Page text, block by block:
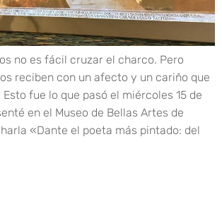
no es fácil cruzar el charco. Pero
reciben con un afecto y un cariño que
fue lo que pasó el miércoles 15 de
en el Museo de Bellas Artes de
«Dante el poeta más pintado: del